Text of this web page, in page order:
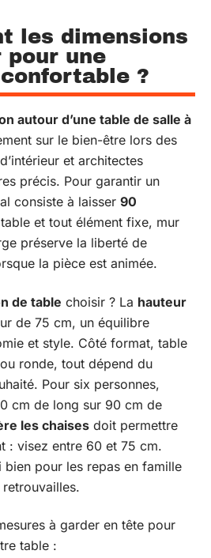
les dimensions
pour une
?
autour d’une table de salle à
sur le bien-être lors des
et architectes
précis. Pour garantir un
consiste à laisser 90
et tout élément fixe, mur
préserve la liberté de
la pièce est animée.
de table choisir ? La hauteur
de 75 cm, un équilibre
et style. Côté format, table
ronde, tout dépend du
Pour six personnes,
cm de long sur 90 cm de
les chaises doit permettre
: visez entre 60 et 75 cm.
bien pour les repas en famille
à garder en tête pour
table :